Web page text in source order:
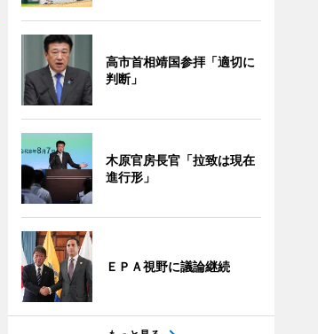
高市首相靖国参拝「適切に
判断」
木原官房長官「拉致は現在
進行形」
ＥＰＡ視野に議論継続